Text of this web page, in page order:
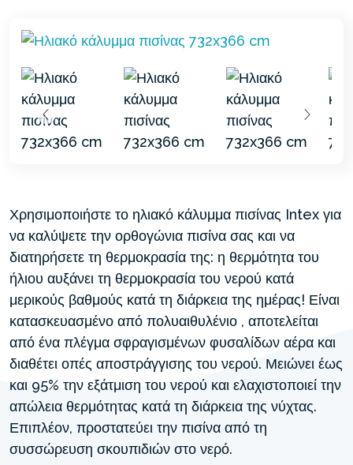
Χρησιμοποιήστε το ηλιακό κάλυμμα πισίνας Intex για
να καλύψετε την ορθογώνια πισίνα σας και να
διατηρήσετε τη θερμοκρασία της: η θερμότητα του
ήλιου αυξάνει τη θερμοκρασία του νερού κατά
μερικούς βαθμούς κατά τη διάρκεια της ημέρας! Είναι
κατασκευασμένο από πολυαιθυλένιο , αποτελείται
από ένα πλέγμα σφραγισμένων φυσαλίδων αέρα και
διαθέτει οπές αποστράγγισης του νερού. Μειώνει έως
και 95% την εξάτμιση του νερού και ελαχιστοποιεί την
απώλεια θερμότητας κατά τη διάρκεια της νύχτας.
Επιπλέον, προστατεύει την πισίνα από τη
συσσώρευση σκουπιδιών στο νερό.